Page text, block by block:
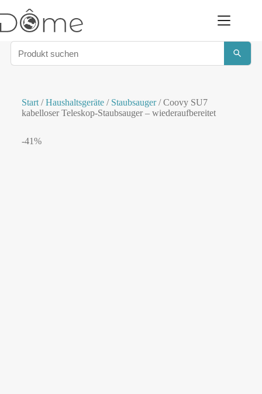
Start/Haushaltsgeräte/ Staubsauger/ Coovy SU7
kabelloser Teleskop-Staubsauger – wiederaufbereitet
-41%